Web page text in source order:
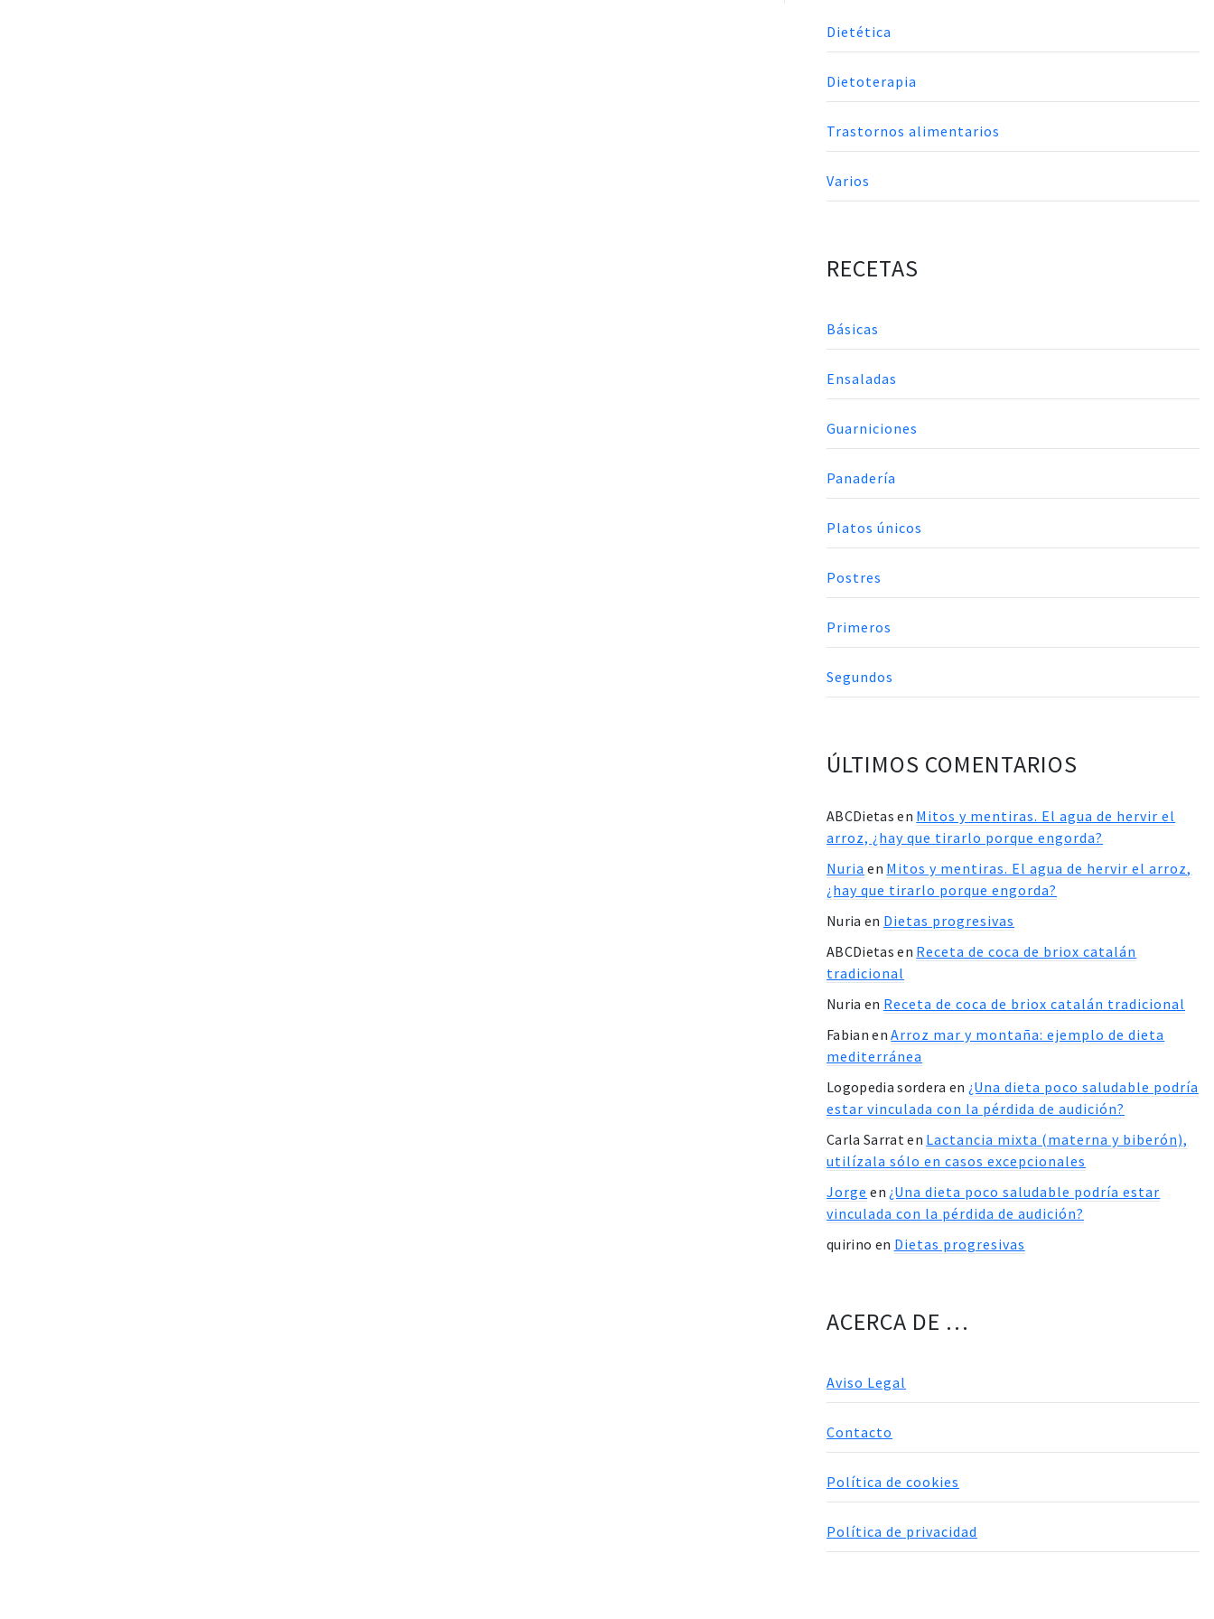
Dietética
Dietoterapia
Trastornos alimentarios
Varios
RECETAS
Básicas
Ensaladas
Guarniciones
Panadería
Platos únicos
Postres
Primeros
Segundos
ÚLTIMOS COMENTARIOS
ABCDietas en Mitos y mentiras. El agua de hervir el
arroz, ¿hay que tirarlo porque engorda?
Nuria en Mitos y mentiras. El agua de hervir el arroz,
¿hay que tirarlo porque engorda?
Nuria en Dietas progresivas
ABCDietas en Receta de coca de briox catalán
tradicional
Nuria en Receta de coca de briox catalán tradicional
Fabian enArroz mar y montaña: ejemplo de dieta
mediterránea
Logopedia sordera en ¿Una dieta poco saludable podría
estar vinculada con la pérdida de audición?
Carla Sarraten Lactancia mixta (materna y biberón),
utilízala sólo en casos excepcionales
Jorge en ¿Una dieta poco saludable podría estar
vinculada con la pérdida de audición?
quirino en Dietas progresivas
ACERCA DE …
Aviso Legal
Contacto
Política de cookies
Política de privacidad